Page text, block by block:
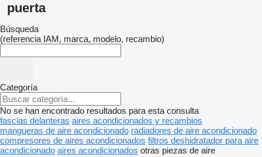
puerta
Búsqueda
(referencia IAM, marca, modelo, recambio)
Categoría
No se han encontrado resultados para esta consulta
fascias delanteras aires acondicionados y recambios
mangueras de aire acondicionado radiadores de aire acondicionado
compresores de aires acondicionados filtros deshidratador para aire
acondicionado aires acondicionados otras piezas de aire